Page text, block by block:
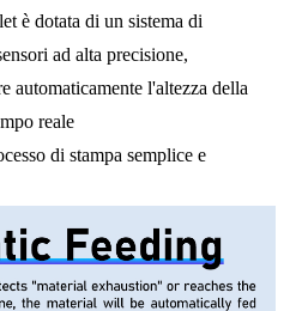
è dotata di un sistema di
ad alta precisione,
automaticamente l'altezza della
reale
di stampa semplice e